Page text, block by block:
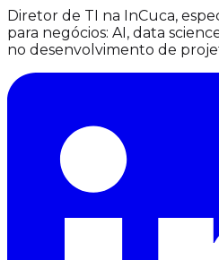
Diretor de TI na InCuca,
para negócios: AI, data
no desenvolvimento de